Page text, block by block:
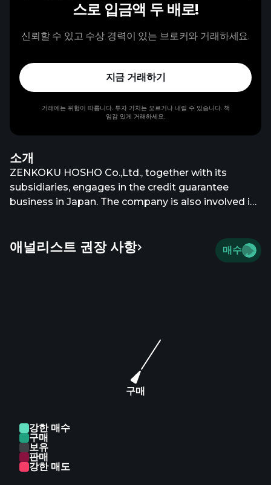
애널리스트 권장 사항 매수
구매
강한 매수
구매
보유
판매
강한 매도
소개
ZENKOKU HOSHO Co.,Ltd., together with its
subsidiaries, engages in the credit guarantee
business in Japan. The company is also involved in
contracted administrative services. The company
was incorporated in 1981 and is headquartered in
스로 입금액 두 배로!
신뢰할 수 있고 수상 경력이 있는 브로커와 거래하세요.
지금 거래하기
거래에는 위험이 따릅니다. 투자 가치는 오르거나 내릴 수 있습니다. 책
임감 있게 거래하세요.